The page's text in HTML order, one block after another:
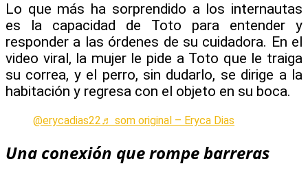
Lo que más ha sorprendido a los internautas
es la capacidad de Toto para entender y
responder a las órdenes de su cuidadora. En el
video viral, la mujer le pide a Toto que le traiga
su correa, y el perro, sin dudarlo, se dirige a la
habitación y regresa con el objeto en su boca.
@erycadias22♬ som original – Eryca Dias
Una conexión que rompe barreras